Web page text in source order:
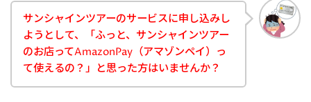
サンシャインツアーのサービスに申し込みし
ようとして、「ふっと、サンシャインツアー
のお店ってAmazonPay（アマゾンペイ）っ
て使えるの？」と思った方はいませんか？